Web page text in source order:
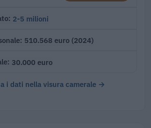
2-5 milioni
510.568 euro (2024)
30.000 euro
i dati nella visura camerale →